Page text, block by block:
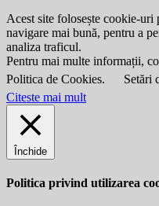
Acest site folosește cookie-uri
navigare mai bună, pentru a
analiza traficul.
Pentru mai multe informații,
Politica de Cookies.
Setări
Citeste mai mult
Închide
Politica privind utilizarea